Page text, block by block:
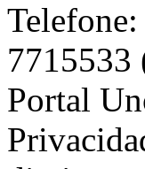
7715533
Portal